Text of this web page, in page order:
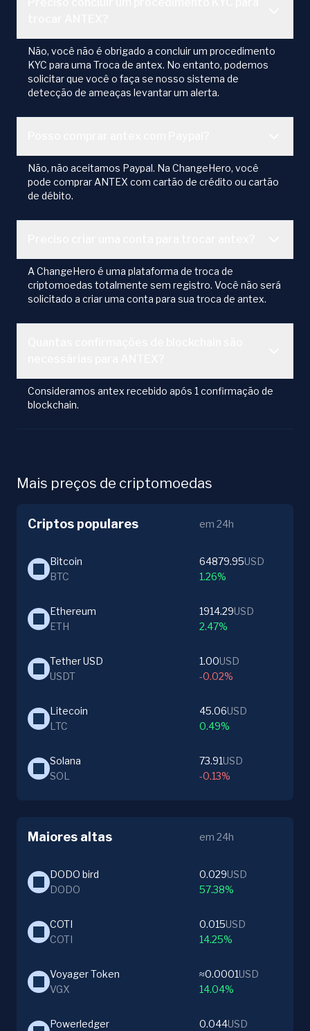
Não, você não é obrigado a concluir um procedimento
KYC para uma Troca de antex. No entanto, podemos
solicitar que você o faça se nosso sistema de
detecção de ameaças levantar um alerta.
Não, não aceitamos Paypal. Na ChangeHero, você
pode comprar ANTEX com cartão de crédito ou cartão
de débito.
A ChangeHero é uma plataforma de troca de
criptomoedas totalmente sem registro. Você não será
solicitado a criar uma conta para sua troca de antex.
Consideramos antex recebido após 1 confirmação de
blockchain.
Mais preços de criptomoedas
Criptos populares em 24h
Bitcoin
BTC
64879.95USD
1.26%
Ethereum
ETH
1914.29USD
2.47%
Tether USD
USDT
1.00USD
-0.02%
Litecoin
LTC
45.06USD
0.49%
Solana
SOL
73.91USD
-0.13%
Maiores altas em 24h
DODO bird
DODO
0.029USD
57.38%
COTI
COTI
0.015USD
14.25%
Voyager Token
VGX
≈0.0001USD
14.04%
Powerledger
0.044USD